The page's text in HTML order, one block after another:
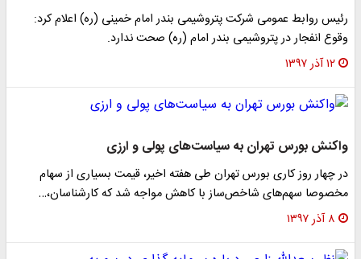
رئیس روابط عمومی شرکت پتروشیمی بندر امام خمینی (ره) اعلام کرد:
وقوع انفجار در پتروشیمی بندر امام (ره) صحت ندارد.
۱۲ آذر ۱۳۹۷
واکنش بورس تهران به سیاست‌های پولی و ارزی
در چهار روز کاری بورس تهران طی هفته اخیر، قیمت بسیاری از سهام
مخصوصا سهم‌های شاخص‌ساز با کاهش مواجه شد که کارشناسان،…
۸ آذر ۱۳۹۷